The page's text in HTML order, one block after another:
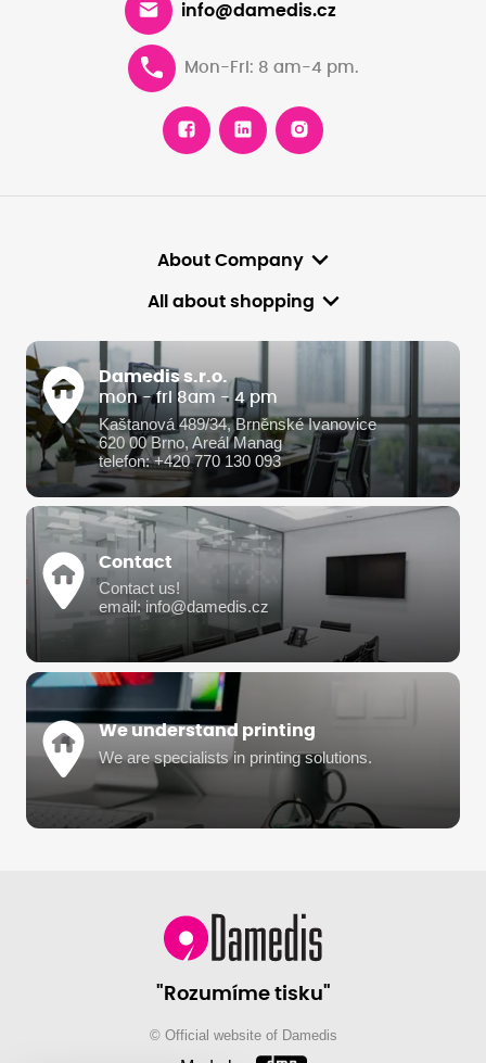
info@damedis.cz
Mon-Fri: 8 am-4 pm.
About Company
All about shopping
Damedis s.r.o.
mon - fri 8am - 4 pm
Kaštanová 489/34, Brněnské Ivanovice
620 00 Brno, Areál Manag
telefon: +420 770 130 093
Contact
Contact us!
email: info@damedis.cz
We understand printing
We are specialists in printing solutions.
"Rozumíme tisku"
© Official website of Damedis